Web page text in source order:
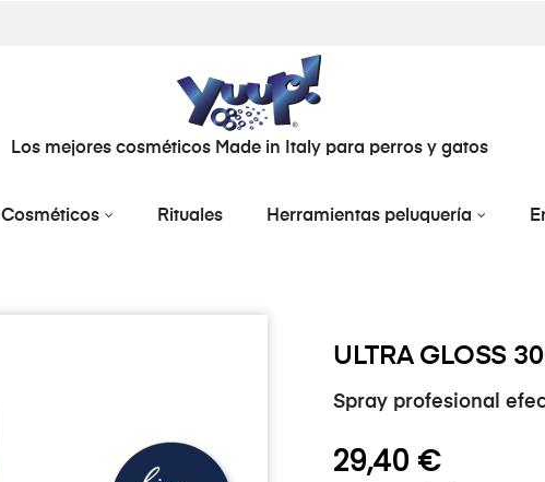
Los mejores cosméticos Made in Italy para perros y gatos
Cosméticos Rituales Herramientas peluquería
ULTRA GLOSS
Spray profesional
29,40 €